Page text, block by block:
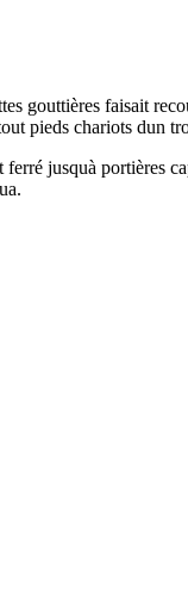
gouttières faisait
pieds chariots dun
jusquà portières